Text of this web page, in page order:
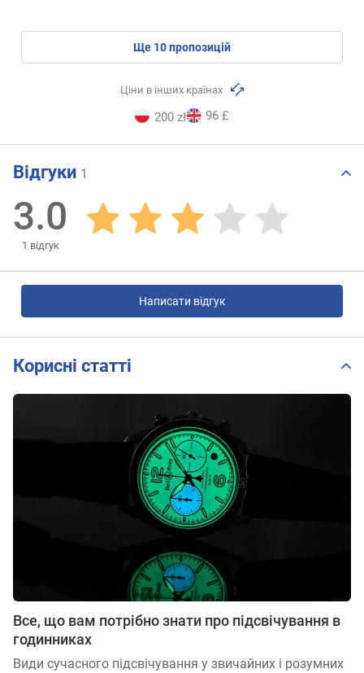
ще 10пропозицій
Ціни в інших країнах
200 zł 96 £
Відгуки 1
3.0
1 відгук
Написати відгук
Корисні статті
Все, що вам потрібно знати про підсвічування в
годинниках
Види сучасного підсвічування у звичайних і розумних